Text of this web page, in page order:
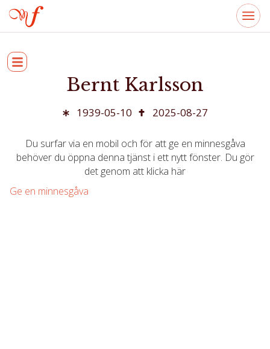
Bernt Karlsson
1939-05-10 2025-08-27
Du surfar via en mobil och för att ge en minnesgåva
behöver du öppna denna tjänst i ett nytt fönster. Du gör
det genom att klicka här
Ge en minnesgåva